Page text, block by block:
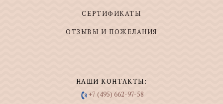
СЕРТИФИКАТЫ
ОТЗЫВЫ И ПОЖЕЛАНИЯ
НАШИ КОНТАКТЫ:
+7 (495) 662-97-58